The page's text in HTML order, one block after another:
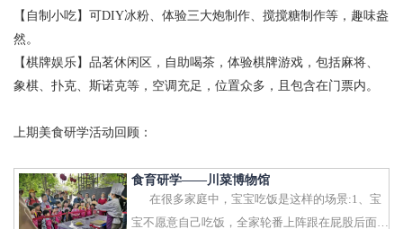
【自制小吃】可DIY冰粉、体验三大炮制作、搅搅糖制作等，趣味盎
然。
【棋牌娱乐】品茗休闲区，自助喝茶，体验棋牌游戏，包括麻将、
象棋、扑克、斯诺克等，空调充足，位置众多，且包含在门票内。
上期美食研学活动回顾：
食育研学——川菜博物馆
在很多家庭中，宝宝吃饭是这样的场景:1、宝
宝不愿意自己吃饭，全家轮番上阵跟在屁股后面